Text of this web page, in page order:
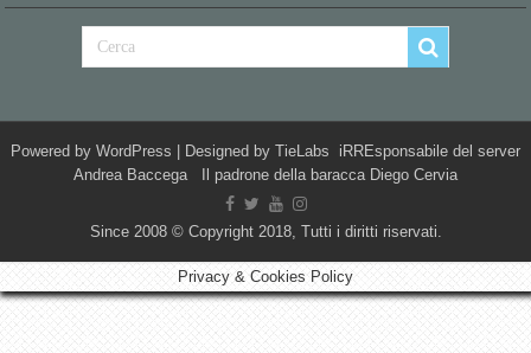
Powered by WordPress | Designed by TieLabs iRREsponsabile del server
Andrea Baccega Il padrone della baracca Diego Cervia
Since 2008 © Copyright 2018, Tutti i diritti riservati.
Privacy & Cookies Policy